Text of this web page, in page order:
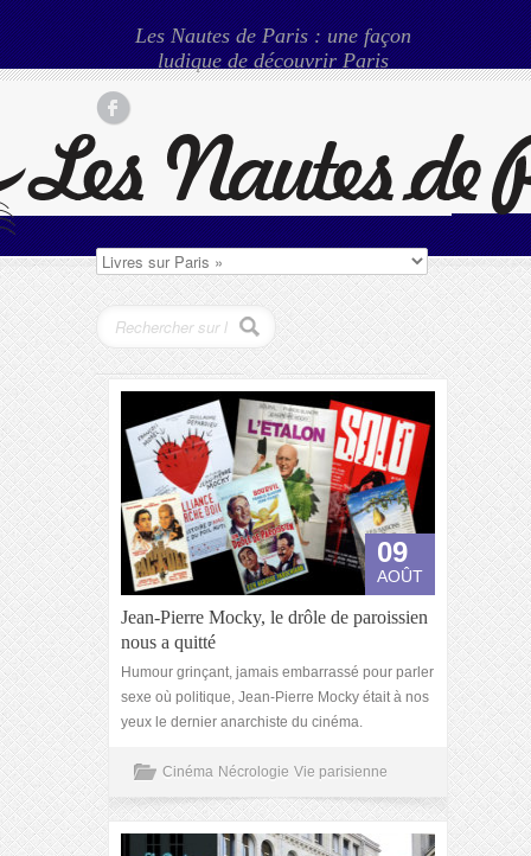
Les Nautes de Paris : une façon
ludique de découvrir Paris
09
AOÛT
Jean-Pierre Mocky, le drôle de paroissien
nous a quitté
Humour grinçant, jamais embarrassé pour parler
sexe où politique, Jean-Pierre Mocky était à nos
yeux le dernier anarchiste du cinéma.
Cinéma Nécrologie Vie parisienne